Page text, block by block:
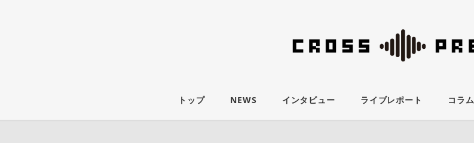
トップ NEWS インタビュー ライブレポート コラム